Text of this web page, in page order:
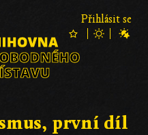
Přihlásit se
první díl